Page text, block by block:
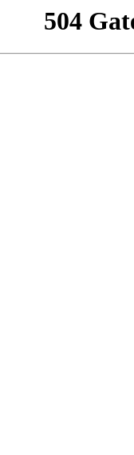
504